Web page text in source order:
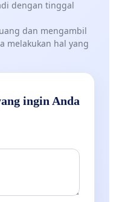
dengan tinggal
dan mengambil
melakukan hal yang
ingin Anda